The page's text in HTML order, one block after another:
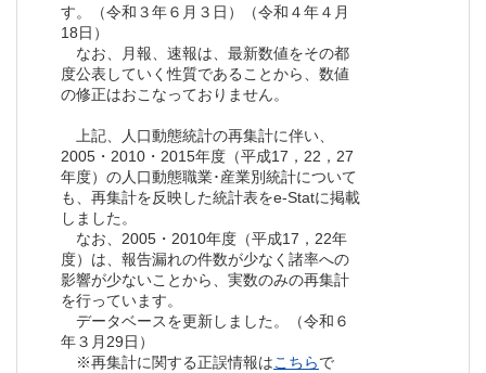
す。（令和３年６月３日）（令和４年４月
18日）
なお、月報、速報は、最新数値をその都
度公表していく性質であることから、数値
の修正はおこなっておりません。
上記、人口動態統計の再集計に伴い、
2005・2010・2015年度（平成17，22，27
年度）の人口動態職業･産業別統計について
も、再集計を反映した統計表をe-Statに掲載
しました。
なお、2005・2010年度（平成17，22年
度）は、報告漏れの件数が少なく諸率への
影響が少ないことから、実数のみの再集計
を行っています。
データベースを更新しました。（令和６
年３月29日）
※再集計に関する正誤情報はこちらで